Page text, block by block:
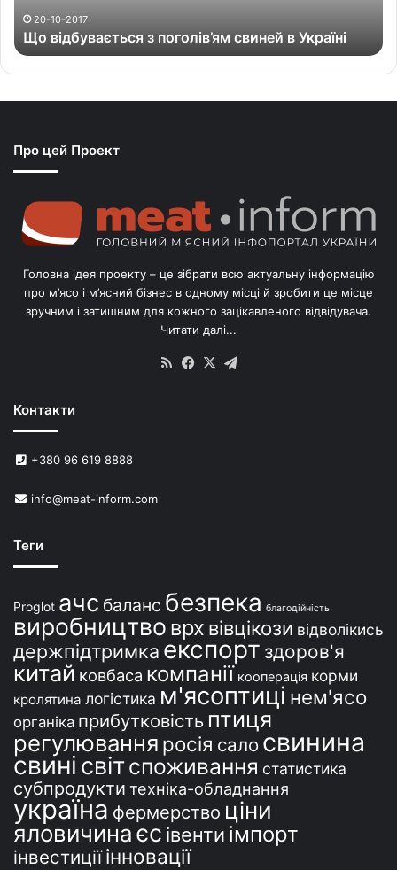
т
ь
п
о
е
й
У
р
ї
20-10-2017
Що відбувається з поголів’ям свиней в Україні
Про цей Проект
Головна ідея проекту – це зібрати всю актуальну інформацію
про м’ясо і м’ясний бізнес в одному місці й зробити це місце
зручним і затишним для кожного зацікавленого відвідувача.
Читати далі...
RSS Facebook
X
Контакти
+380 96 619 8888
info@meat-inform.com
Теги
Proglot ачс баланс безпека благодійність
виробництво врх вівцікози відволікись
держпідтримка експорт здоров'я
китай ковбаса компанії кооперація корми
кролятина логістика м'ясоптиці нем'ясо
органіка прибутковість птиця
регулювання росія сало свинина
свині світспоживання статистика
субпродукти техніка-обладнання
україна фермерство ціни
яловичинаєс івенти імпорт
інвестиції інновації